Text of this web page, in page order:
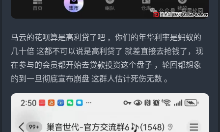
马云的花呗算是高利贷了吧 ，你们的年华利率是蚂蚁的
几十倍 这都不可以说是高利贷了 就差直接去抢钱了，现
在参与的会员都开始去贷款投资这个盘子 ，轮回都想象
的到一旦彻底宣布崩盘 这群人估计死伤无数 。